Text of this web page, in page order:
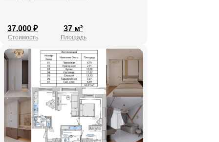
Стоимость
37 м²
37.000 ₽
Площадь